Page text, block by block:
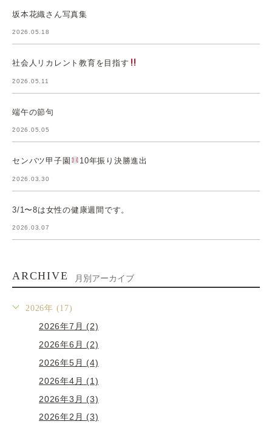
坂本花織さん写真集
2026.05.18
社会人リカレント教育を目指す
2026.05.11
端午の節句
2026.05.05
センバツ甲子園 10年振り決勝進出
2026.03.30
3/1〜8は女性の健康週間です。
2026.03.07
ARCHIVE 月別アーカイブ
2026年 (17)
2026年7月 (2)
2026年6月 (2)
2026年5月 (4)
2026年4月 (1)
2026年3月 (3)
2026年2月 (3)